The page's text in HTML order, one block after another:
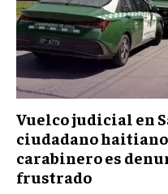
Vuelco judicial en
ciudadano
carabinero es
frustrado